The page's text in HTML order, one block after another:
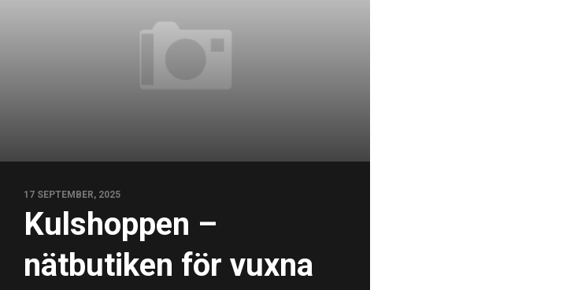
17 SEPTEMBER, 2025
Kulshoppen –
nätbutiken för vuxna